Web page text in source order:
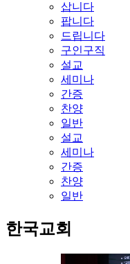
삽니다
팝니다
드립니다
구인구직
설교
세미나
간증
찬양
일반
설교
세미나
간증
찬양
일반
한국교회